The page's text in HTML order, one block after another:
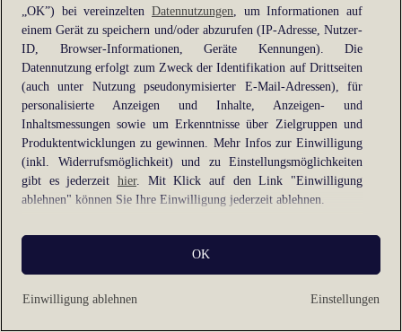
„OK”) bei vereinzelten Datennutzungen, um Informationen auf
einem Gerät zu speichern und/oder abzurufen (IP-Adresse, Nutzer-
ID, Browser-Informationen, Geräte Kennungen). Die
Datennutzung erfolgt zum Zweck der Identifikation auf Drittseiten
(auch unter Nutzung pseudonymisierter E-Mail-Adressen), für
personalisierte Anzeigen und Inhalte, Anzeigen- und
Inhaltsmessungen sowie um Erkenntnisse über Zielgruppen und
Produktentwicklungen zu gewinnen. Mehr Infos zur Einwilligung
(inkl. Widerrufsmöglichkeit) und zu Einstellungsmöglichkeiten
gibt es jederzeit hier. Mit Klick auf den Link "Einwilligung
ablehnen" können Sie Ihre Einwilligung jederzeit ablehnen.
Sie können Ihre Einwilligung auch jederzeit grundlos mit Wirkung
für die Zukunft widerrufen, indem Sie z. B. auf den Button
"Cookie-Einstellungen" im Footer der Website und "Alle
ablehnen" klicken.
Einstellungen
Einwilligung ablehnen
OK